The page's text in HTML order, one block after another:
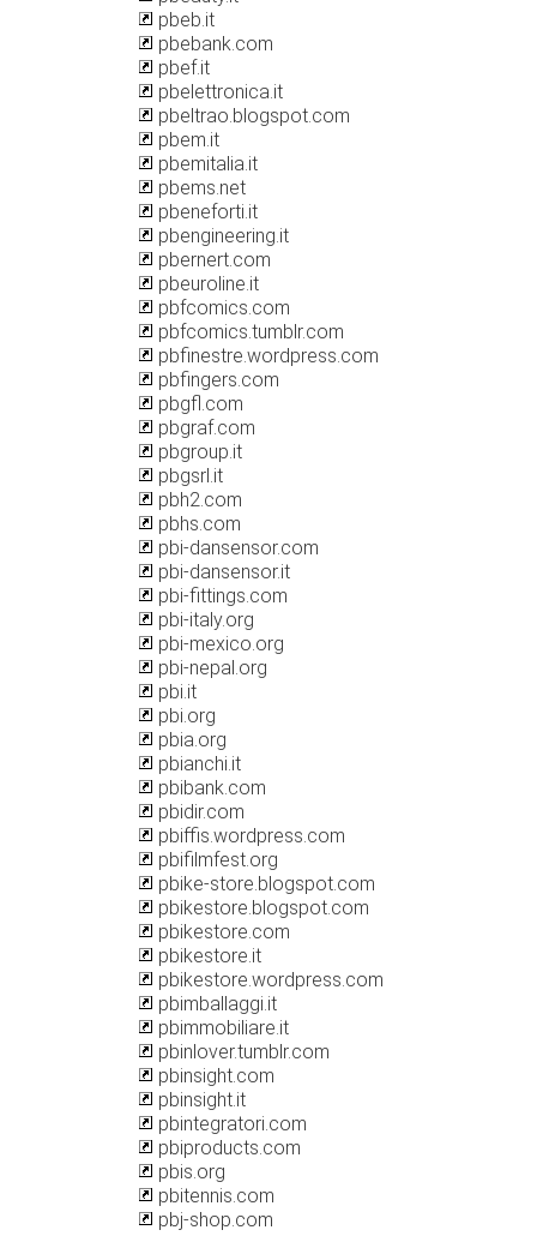
pbeb.it
pbebank.com
pbef.it
pbelettronica.it
pbeltrao.blogspot.com
pbem.it
pbemitalia.it
pbems.net
pbeneforti.it
pbengineering.it
pbernert.com
pbeuroline.it
pbfcomics.com
pbfcomics.tumblr.com
pbfinestre.wordpress.com
pbfingers.com
pbgfl.com
pbgraf.com
pbgroup.it
pbgsrl.it
pbh2.com
pbhs.com
pbi-dansensor.com
pbi-dansensor.it
pbi-fittings.com
pbi-italy.org
pbi-mexico.org
pbi-nepal.org
pbi.it
pbi.org
pbia.org
pbianchi.it
pbibank.com
pbidir.com
pbiffis.wordpress.com
pbifilmfest.org
pbike-store.blogspot.com
pbikestore.blogspot.com
pbikestore.com
pbikestore.it
pbikestore.wordpress.com
pbimballaggi.it
pbimmobiliare.it
pbinlover.tumblr.com
pbinsight.com
pbinsight.it
pbintegratori.com
pbiproducts.com
pbis.org
pbitennis.com
pbj-shop.com